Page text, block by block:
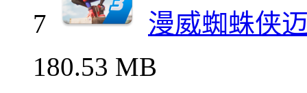
7
漫威蜘蛛侠
180.53 MB